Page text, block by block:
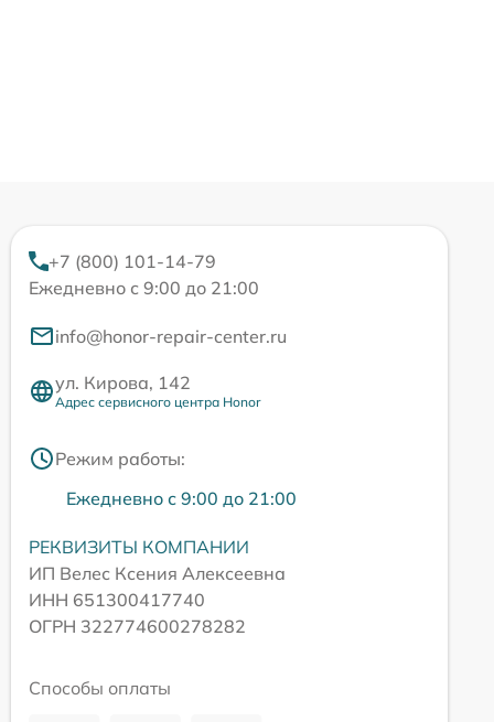
+7 (800) 101-14-79
Ежедневно с 9:00 до 21:00
info@honor-repair-center.ru
ул. Кирова, 142
Адрес сервисного центра Honor
Режим работы:
Ежедневно с 9:00 до 21:00
РЕКВИЗИТЫ КОМПАНИИ
ИП Велес Ксения Алексеевна
ИНН 651300417740
ОГРН 322774600278282
Способы оплаты